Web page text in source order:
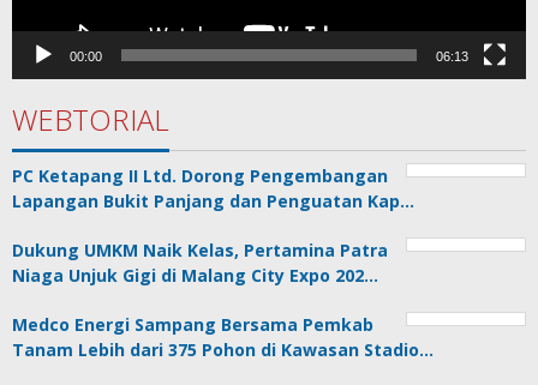
00:00 06:13
WEBTORIAL
PC Ketapang II Ltd. Dorong Pengembangan
Lapangan Bukit Panjang dan Penguatan Kap…
Dukung UMKM Naik Kelas, Pertamina Patra
Niaga Unjuk Gigi di Malang City Expo 202…
Medco Energi Sampang Bersama Pemkab
Tanam Lebih dari 375 Pohon di Kawasan Stadio…